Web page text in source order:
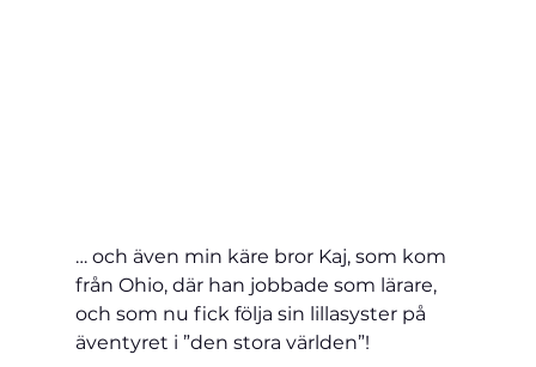
… och även min käre bror Kaj, som kom
från Ohio, där han jobbade som lärare,
och som nu fick följa sin lillasyster på
äventyret i ”den stora världen”!